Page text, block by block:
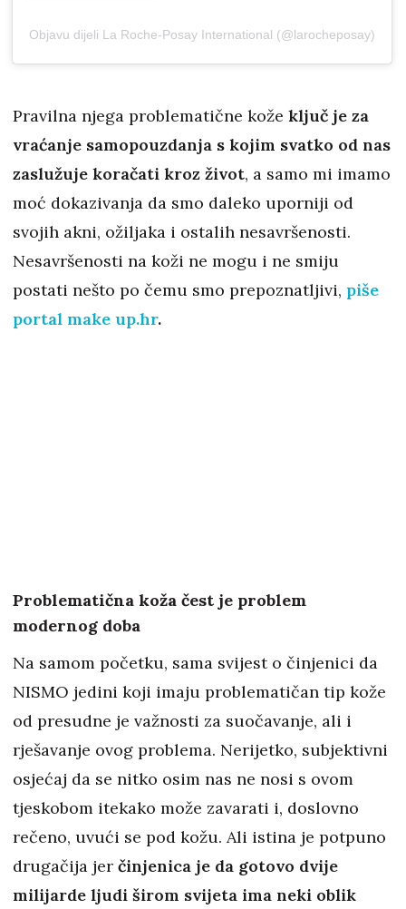
Objavu dijeli La Roche-Posay International (@larocheposay)
Pravilna njega problematične kože ključ je za
vraćanje samopouzdanja s kojim svatko od nas
zaslužuje koračati kroz život, a samo mi imamo
moć dokazivanja da smo daleko uporniji od
svojih akni, ožiljaka i ostalih nesavršenosti.
Nesavršenosti na koži ne mogu i ne smiju
postati nešto po čemu smo prepoznatljivi, piše
portal make up.hr.
Problematična koža čest je problem
modernog doba
Na samom početku, sama svijest o činjenici da
NISMO jedini koji imaju problematičan tip kože
od presudne je važnosti za suočavanje, ali i
rješavanje ovog problema. Nerijetko, subjektivni
osjećaj da se nitko osim nas ne nosi s ovom
tjeskobom itekako može zavarati i, doslovno
rečeno, uvući se pod kožu. Ali istina je potpuno
drugačija jer činjenica je da gotovo dvije
milijarde ljudi širom svijeta ima neki oblik